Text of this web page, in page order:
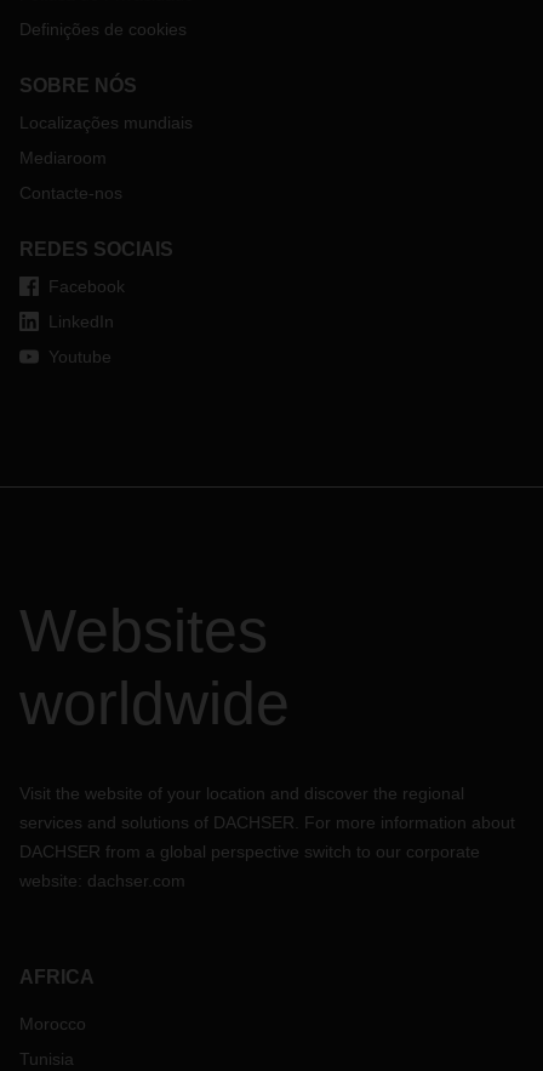
Definições de cookies
SOBRE NÓS
Localizações mundiais
Mediaroom
Contacte-nos
REDES SOCIAIS
Facebook
LinkedIn
Youtube
Websites
worldwide
Visit the website of your location and discover the regional
services and solutions of DACHSER. For more information about
DACHSER from a global perspective switch to our corporate
website: dachser.com
AFRICA
Morocco
Tunisia